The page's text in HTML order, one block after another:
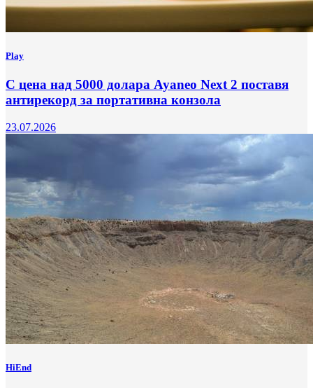
Play
С цена над 5000 долара Ayaneo Next 2 поставя
антирекорд за портативна конзола
23.07.2026
HiEnd